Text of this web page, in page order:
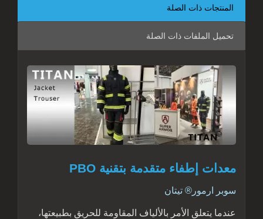
المنتجات ذات الصلة
تحميل الملفات ذات الصلة
معدات إطفاء متقدمة بتقنية PBO
سوبر ارمور® تيتان
عندما يتعلق الأمر بالألياف المقاومة للحريق بطبيعتها،